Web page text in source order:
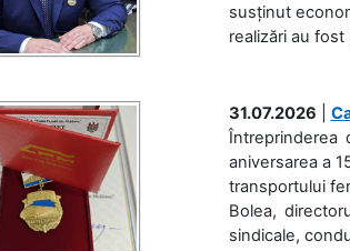
susținut
realizări au
31.07.2026
Întreprinderea
aniversarea a
transportului
Bolea,
sindicale,